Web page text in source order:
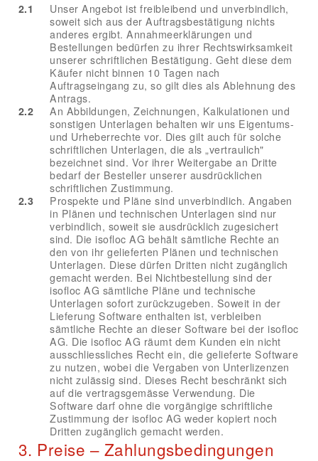
2.1
Unser Angebot ist freibleibend und unverbindlich,
soweit sich aus der Auftragsbestätigung nichts
anderes ergibt. Annahmeerklärungen und
Bestellungen bedürfen zu ihrer Rechtswirksamkeit
unserer schriftlichen Bestätigung. Geht diese dem
Käufer nicht binnen 10 Tagen nach
Auftragseingang zu, so gilt dies als Ablehnung des
Antrags.
2.2
An Abbildungen, Zeichnungen, Kalkulationen und
sonstigen Unterlagen behalten wir uns Eigentums-
und Urheberrechte vor. Dies gilt auch für solche
schriftlichen Unterlagen, die als „vertraulich"
bezeichnet sind. Vor ihrer Weitergabe an Dritte
bedarf der Besteller unserer ausdrücklichen
schriftlichen Zustimmung.
2.3
Prospekte und Pläne sind unverbindlich. Angaben
in Plänen und technischen Unterlagen sind nur
verbindlich, soweit sie ausdrücklich zugesichert
sind. Die isofloc AG behält sämtliche Rechte an
den von ihr gelieferten Plänen und technischen
Unterlagen. Diese dürfen Dritten nicht zugänglich
gemacht werden. Bei Nichtbestellung sind der
isofloc AG sämtliche Pläne und technische
Unterlagen sofort zurückzugeben. Soweit in der
Lieferung Software enthalten ist, verbleiben
sämtliche Rechte an dieser Software bei der isofloc
AG. Die isofloc AG räumt dem Kunden ein nicht
ausschliessliches Recht ein, die gelieferte Software
zu nutzen, wobei die Vergaben von Unterlizenzen
nicht zulässig sind. Dieses Recht beschränkt sich
auf die vertragsgemässe Verwendung. Die
Software darf ohne die vorgängige schriftliche
Zustimmung der isofloc AG weder kopiert noch
Dritten zugänglich gemacht werden.
3. Preise – Zahlungsbedingungen